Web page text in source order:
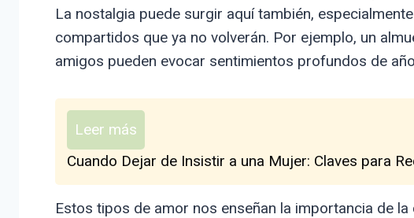
La nostalgia puede surgir aquí también,
compartidos que ya no volverán. Por ejemplo, un
amigos pueden evocar sentimientos profundos de
Leer más
Cuando Dejar de Insistir a una Mujer: Claves para
Estos tipos de amor nos enseñan la importancia de